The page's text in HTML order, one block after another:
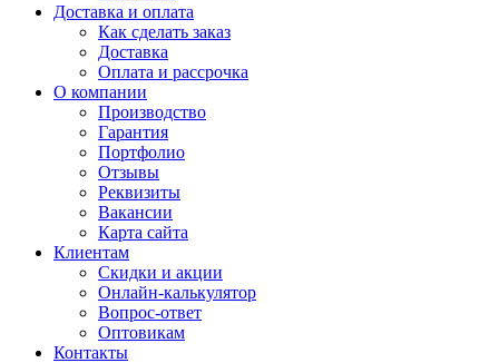
Доставка и оплата
Как сделать заказ
Доставка
Оплата и рассрочка
О компании
Производство
Гарантия
Портфолио
Отзывы
Реквизиты
Вакансии
Карта сайта
Клиентам
Скидки и акции
Онлайн-калькулятор
Вопрос-ответ
Оптовикам
Контакты